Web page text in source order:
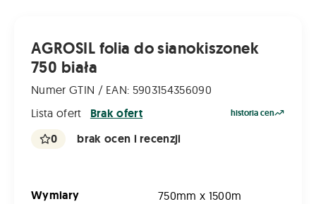
AGROSIL folia do sianokiszonek
750 biała
Numer GTIN / EAN: 5903154356090
Lista ofert
Brak ofert historia cen
0 brak ocen i recenzji
Wymiary 750mm x 1500m